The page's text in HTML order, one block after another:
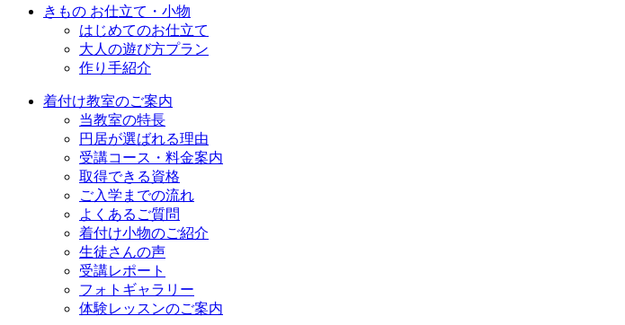
きもの お仕立て・小物
はじめてのお仕立て
大人の遊び方プラン
作り手紹介
着付け教室のご案内
当教室の特長
円居が選ばれる理由
受講コース・料金案内
取得できる資格
ご入学までの流れ
よくあるご質問
着付け小物のご紹介
生徒さんの声
受講レポート
フォトギャラリー
体験レッスンのご案内